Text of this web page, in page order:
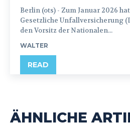
Berlin (ots) - Zum Januar 2026 hat die Deutsche
Gesetzliche Unfallversicherung
den Vorsitz der Nationalen...
WALTER
READ
ÄHNLICHE